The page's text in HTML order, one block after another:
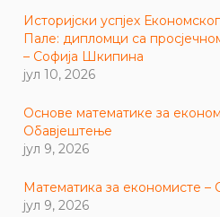
Историјски успјех
Пале: дипломци са
– Софија Шкипина
јул 10, 2026
Основе математике за
Обавјештење
јул 9, 2026
Математика за економисте –
јул 9, 2026